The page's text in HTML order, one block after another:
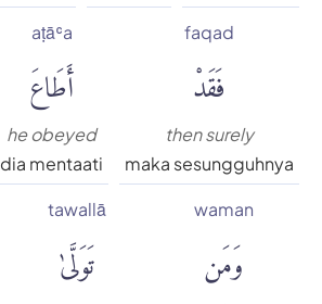
faqad
فَقَدْ
then surely
maka sesungguhnya
aṭāʿa
أَطَاعَ
he obeyed
dia mentaati
waman
وَمَن
tawallā
تَوَلَّىٰ